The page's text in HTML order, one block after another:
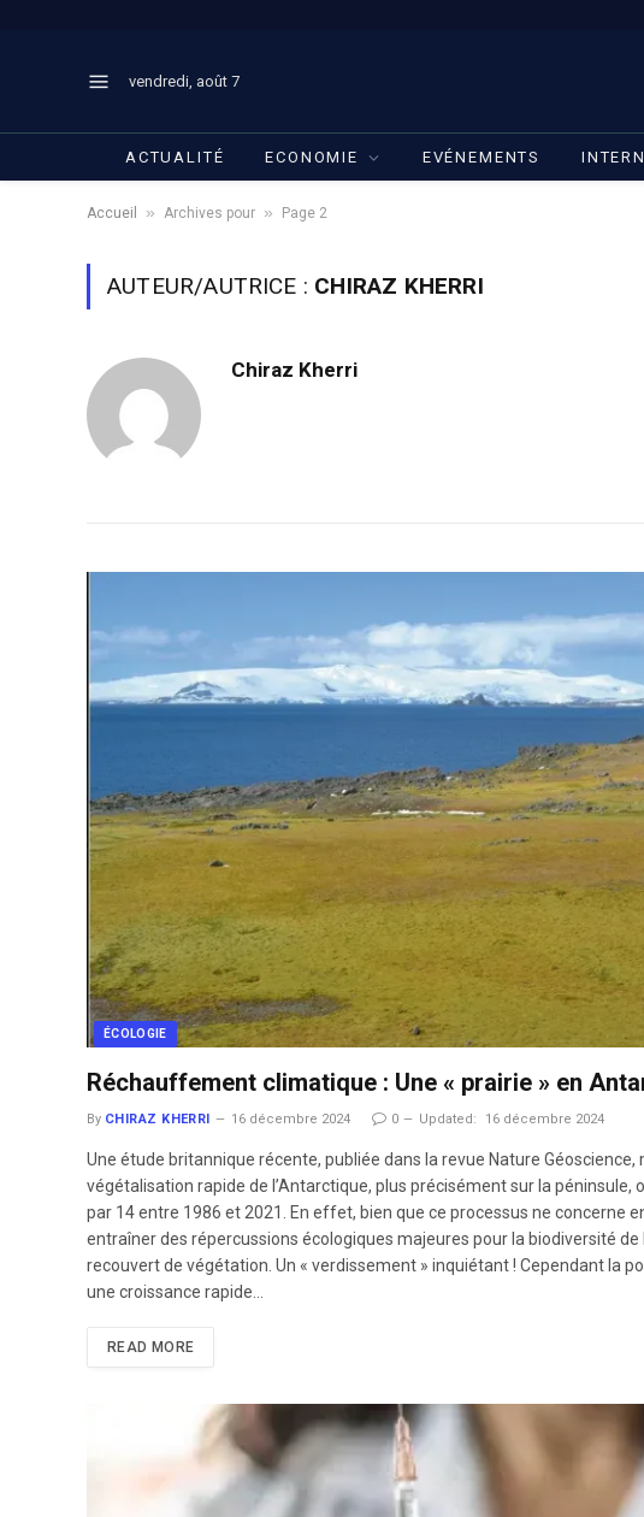
vendredi, août 7
ACTUALITÉ ECONOMIE EVÉNEMENTS
Accueil » Archives pour » Page 2
AUTEUR/AUTRICE : CHIRAZ KHERRI
Chiraz Kherri
ÉCOLOGIE
Réchauffement climatique : Une « prairie » en
By CHIRAZ KHERRI 16 décembre 2024 0 Updated: 16 décembre 2024
Une étude britannique récente, publiée dans la revue Nature
végétalisation rapide de l’Antarctique, plus précisément sur la
par 14 entre 1986 et 2021. En effet, bien que ce processus ne concerne
entraîner des répercussions écologiques majeures pour la biodiversité de
recouvert de végétation. Un « verdissement » inquiétant ! Cependant la
une croissance rapide…
READ MORE